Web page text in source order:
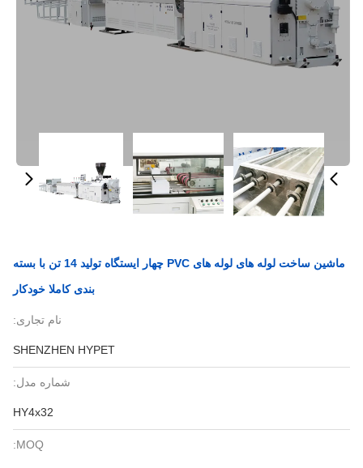
ماشین ساخت لوله های لوله های PVC چهار ایستگاه تولید 14 تن با بسته
بندی کاملا خودکار
نام تجاری:
SHENZHEN HYPET
شماره مدل:
HY4x32
MOQ: